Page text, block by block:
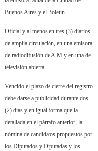
Buenos Aires y el Boletín
Oficial y al menos en tres (3) diarios
de amplia circulación, en una emisora
de radiodifusión de A.M y en una de
televisión abierta.
Vencido el plazo de cierre del registro
debe darse a publicidad durante dos
(2) días y en igual forma que la
detallada en el párrafo anterior, la
nómina de candidatos propuestos por
los Diputados y Diputadas y los